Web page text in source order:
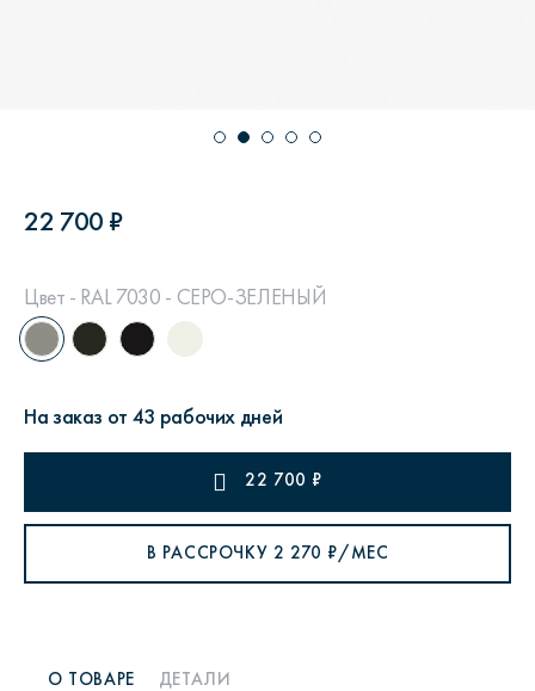
22 700 ₽
Цвет - RAL 7030 - СЕРО-ЗЕЛЕНЫЙ
На заказ от 43 рабочих дней
22 700 ₽
В РАССРОЧКУ 2 270 ₽/МЕС
О ТОВАРЕ ДЕТАЛИ